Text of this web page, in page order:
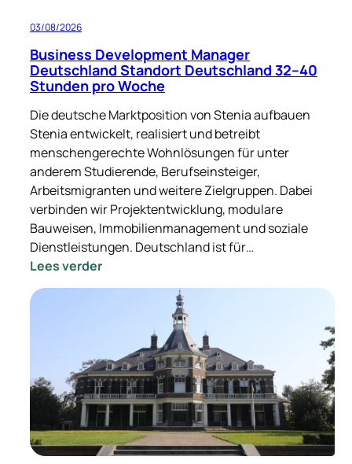
03/08/2026
Business Development Manager
Deutschland Standort Deutschland 32–40
Stunden pro Woche
Die deutsche Marktposition von Stenia aufbauen
Stenia entwickelt, realisiert und betreibt
menschengerechte Wohnlösungen für unter
anderem Studierende, Berufseinsteiger,
Arbeitsmigranten und weitere Zielgruppen. Dabei
verbinden wir Projektentwicklung, modulare
Bauweisen, Immobilienmanagement und soziale
Dienstleistungen. Deutschland ist für…
Lees verder:
Business
Development
Deutschland
Standort
Deutschland
32–
40
Stunden
pro